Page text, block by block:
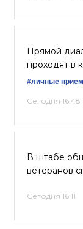
Прямой
проходят в
#личные
Сегодня 16:48
В штабе
ветеранов
Сегодня 16:11